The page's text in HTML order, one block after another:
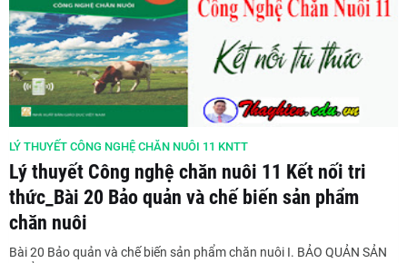
LÝ THUYẾT CÔNG NGHỆ CHĂN NUÔI 11 KNTT
Lý thuyết Công nghệ chăn nuôi 11 Kết nối tri
thức_Bài 20 Bảo quản và chế biến sản phẩm
chăn nuôi
Bài 20 Bảo quản và chế biến sản phẩm chăn nuôi I. BẢO QUẢN SẢN